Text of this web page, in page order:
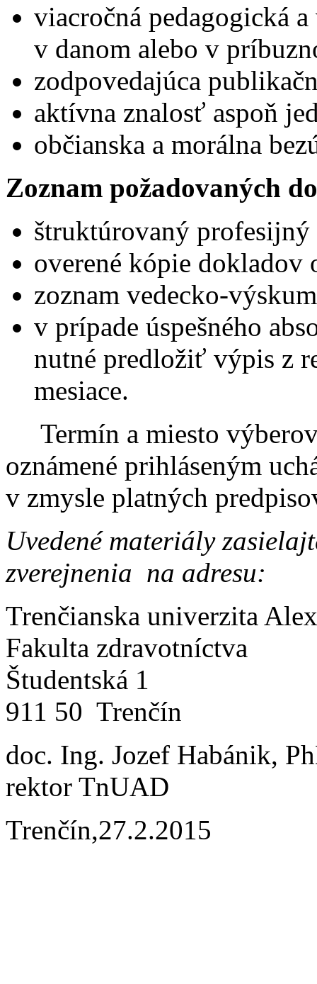
viacročná pedagogická
v danom alebo v
zodpovedajúca
aktívna znalosť aspoň
občianska a morálna
Zoznam požadovaných
štruktúrovaný
overené kópie dokladov
zoznam vedecko-
v prípade úspešného
nutné predložiť výpis z
mesiace.
Termín a miesto
oznámené prihláseným
v zmysle platných
Uvedené materiály
zverejnenia na adresu:
Trenčianska univerzita
Fakulta zdravotníctva
Študentská 1
911 50 Trenčín
doc. Ing. Jozef Habánik,
rektor TnUAD
Trenčín,27.2.2015